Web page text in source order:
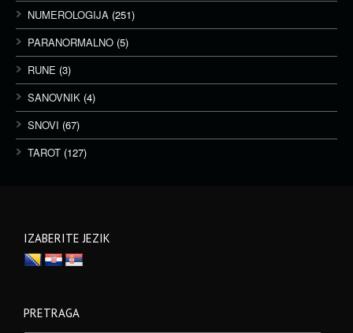
NUMEROLOGIJA (251)
PARANORMALNO (5)
RUNE (3)
SANOVNIK (4)
SNOVI (67)
TAROT (127)
IZABERITE JEZIK
PRETRAGA